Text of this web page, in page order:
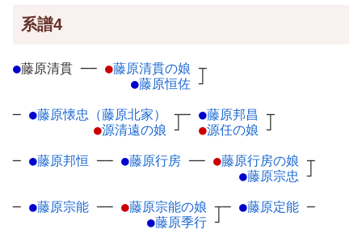
系譜4
●藤原清貫 ── ●藤原清貫の娘 ┬
●藤原恒佐 ┘
─ ●藤原懐忠（藤原北家）
┬
●源清遠の娘 ┘
─ ●藤原邦昌 ┬
●源任の娘 ┘
─ ●藤原邦恒 ── ●藤原行房 ── ●藤原行房の娘 ┬
●藤原宗忠 ┘
─ ●藤原宗能 ── ●藤原宗能の娘 ┬
●藤原季行 ┘
─ ●藤原定能 ─